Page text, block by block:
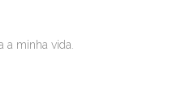
a minha vida.